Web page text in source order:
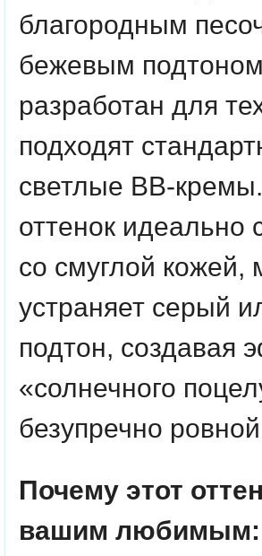
благородным
бежевым
разработан для
подходят
светлые BB-
оттенок идеально
со смуглой кожей,
устраняет серый
подтон, создавая
«солнечного
безупречно
Почему этот
вашим любимым: